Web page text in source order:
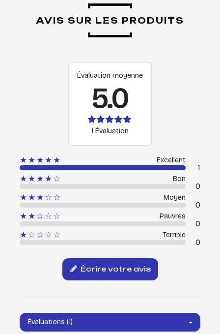
AVIS SUR LES PRODUITS
Évaluation moyenne
5.0
1 Évaluation
★★★★★ Excellent
1
★★★★☆
Bon
0
★★★☆☆
Moyen
0
★★☆☆☆
Pauvres
0
★☆☆☆☆
Terrible
0
Écrire votre avis
Évaluations (1)